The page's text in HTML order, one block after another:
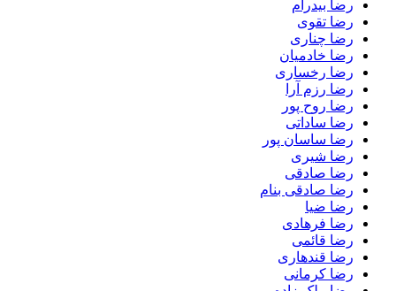
رضا بیدرام
رضا تقوی
رضا چناری
رضا خادمیان
رضا رخساری
رضا رزم آرا
رضا روح پور
رضا ساداتی
رضا ساسان پور
رضا شیری
رضا صادقی
رضا صادقی بنام
رضا ضیا
رضا فرهادی
رضا قائمی
رضا قندهاری
رضا کرمانی